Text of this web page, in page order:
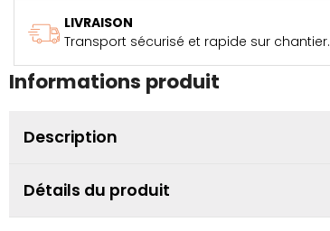
LIVRAISON
Transport sécurisé et rapide sur chantier.
Informations produit
Description
Détails du produit